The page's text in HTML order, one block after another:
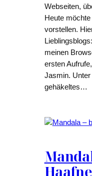
Webseiten,
Heute
vorstellen.
meinen
ersten
Jasmin. Unter
gehäkeltes…